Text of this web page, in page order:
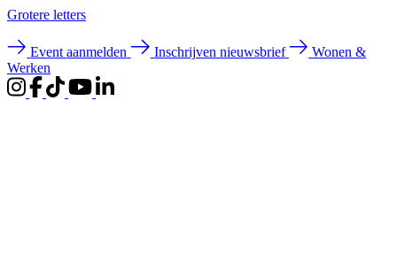
Grotere letters
Event aanmelden Inschrijven nieuwsbrief
Wonen &
Werken